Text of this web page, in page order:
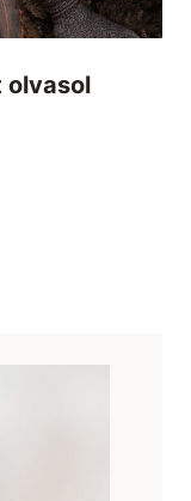
olvasol